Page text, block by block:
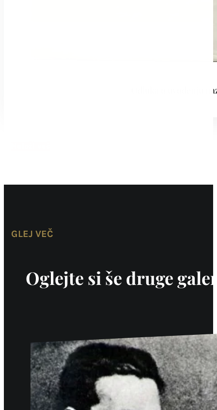
Odluka o uvođenju
GLEJ VEČ
Oglejte si še druge